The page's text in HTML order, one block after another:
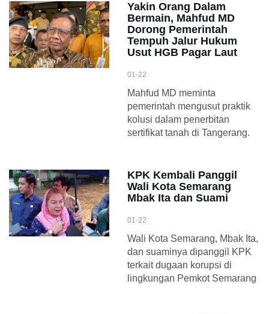
Yakin Orang Dalam
Bermain, Mahfud MD
Dorong Pemerintah
Tempuh Jalur Hukum
Usut HGB Pagar Laut
01-22
Mahfud MD meminta
pemerintah mengusut praktik
kolusi dalam penerbitan
sertifikat tanah di Tangerang.
KPK Kembali Panggil
Wali Kota Semarang
Mbak Ita dan Suami
01-22
Wali Kota Semarang, Mbak Ita,
dan suaminya dipanggil KPK
terkait dugaan korupsi di
lingkungan Pemkot Semarang